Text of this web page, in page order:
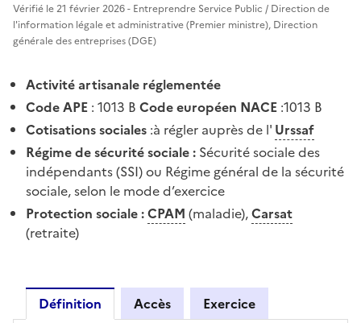
Vérifié le 21 février 2026 - Entreprendre Service Public / Direction de
l'information légale et administrative (Premier ministre), Direction
générale des entreprises (DGE)
Activité artisanale réglementée
Code APE : 1013 B Code européen NACE :1013 B
Cotisations sociales :à régler auprès de l' Urssaf
Régime de sécurité sociale : Sécurité sociale des
indépendants (SSI) ou Régime général de la sécurité
sociale, selon le mode d’exercice
Protection sociale :CPAM (maladie),Carsat
(retraite)
Définition Accès Exercice